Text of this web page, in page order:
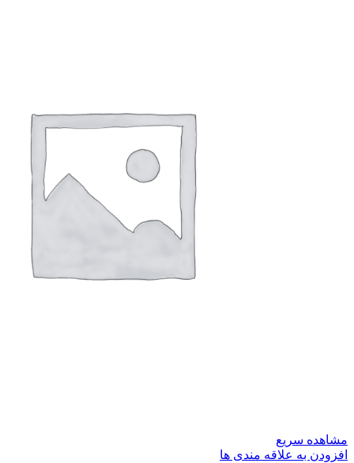
مشاهده سریع
افزودن به علاقه مندی ها